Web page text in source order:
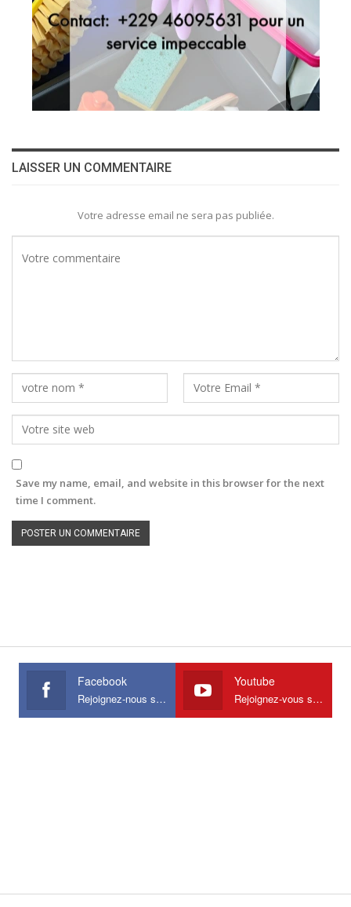
LAISSER UN COMMENTAIRE
Votre adresse email ne sera pas publiée.
Save my name, email, and website in this browser for the next
time I comment.
Facebook
Rejoignez-nous sur Facebook
Youtube
Rejoignez-vous sur Youtube